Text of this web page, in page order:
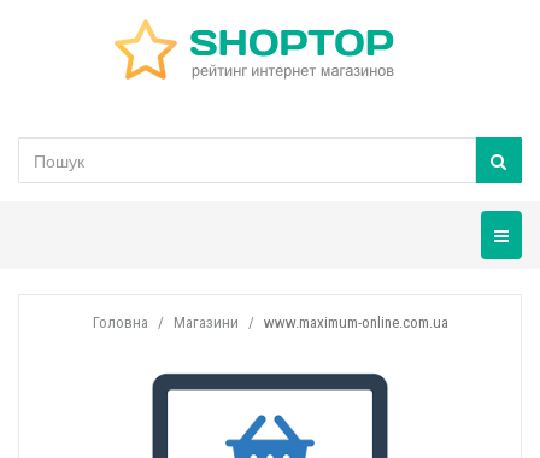
Головна Магазини www.maximum-online.com.ua